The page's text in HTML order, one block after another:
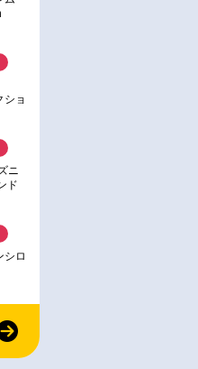
ショ
ニ
ド
ウ
シロ